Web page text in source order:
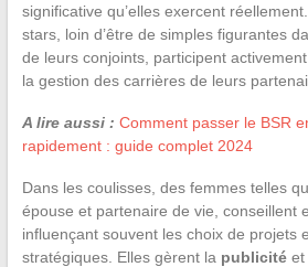
significative qu’elles exercent
stars, loin d’être de simples figurantes
de leurs conjoints, participent
la gestion des carrières de leurs
A lire aussi : Comment passer le BSR
rapidement : guide complet 2024
Dans les coulisses, des femmes telles
épouse et partenaire de vie, conseillent
influençant souvent les choix de projets
stratégiques. Elles gèrent la publicitéet